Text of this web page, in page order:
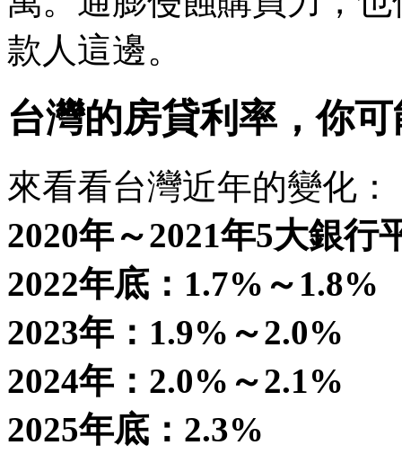
款人這邊。
台灣的房貸利率，你
​來看看台灣近年的變化：
​2020年～2021年5大銀行
2022年底：1.7%～1.8%
2023年：1.9%～2.0%
2024年：2.0%～2.1%
2025年底：2.3%